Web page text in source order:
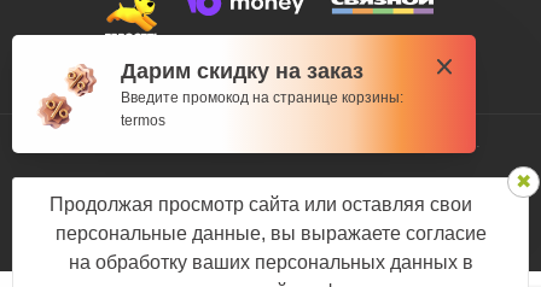
Дарим скидку на заказ
Введите промокод на странице корзины:
termos
© 2012 — 2026 Fishman-market.ru, Все права защищены.
Мы в соцсетях:
Продолжая просмотр сайта или оставляя свои
персональные данные, вы выражаете согласие
на обработку ваших персональных данных в